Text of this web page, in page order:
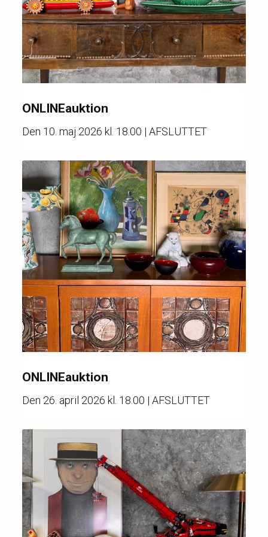
ONLINEauktion
Den 10. maj 2026 kl. 18.00 | AFSLUTTET
ONLINEauktion
Den 26. april 2026 kl. 18.00 | AFSLUTTET